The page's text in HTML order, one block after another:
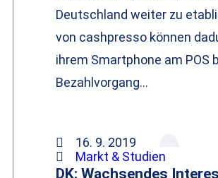
Deutschland weiter zu
von cashpresso können
ihrem Smartphone am POS
Bezahlvorgang…
16. 9. 2019
Markt & Studien
DK: Wachsendes